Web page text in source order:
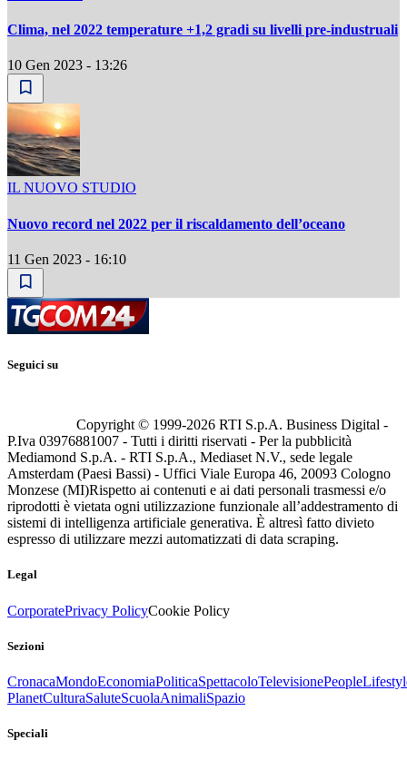
Clima, nel 2022 temperature +1,2 gradi su livelli pre-industruali
10 Gen 2023 - 13:26
IL NUOVO STUDIO
Nuovo record nel 2022 per il riscaldamento dell’oceano
11 Gen 2023 - 16:10
Seguici su
Copyright © 1999-2026 RTI S.p.A. Business Digital -
P.Iva 03976881007 - Tutti i diritti riservati - Per la pubblicità
Mediamond S.p.A. - RTI S.p.A., Mediaset N.V., sede legale
Amsterdam (Paesi Bassi) - Uffici Viale Europa 46, 20093 Cologno
Monzese (MI)Rispetto ai contenuti e ai dati personali trasmessi e/o
riprodotti è vietata ogni utilizzazione funzionale all’addestramento di
sistemi di intelligenza artificiale generativa. È altresì fatto divieto
espresso di utilizzare mezzi automatizzati di data scraping.
Legal
CorporatePrivacy PolicyCookie Policy
Sezioni
CronacaMondoEconomiaPoliticaSpettacoloTelevisionePeople
PlanetCulturaSaluteScuolaAnimaliSpazio
Speciali